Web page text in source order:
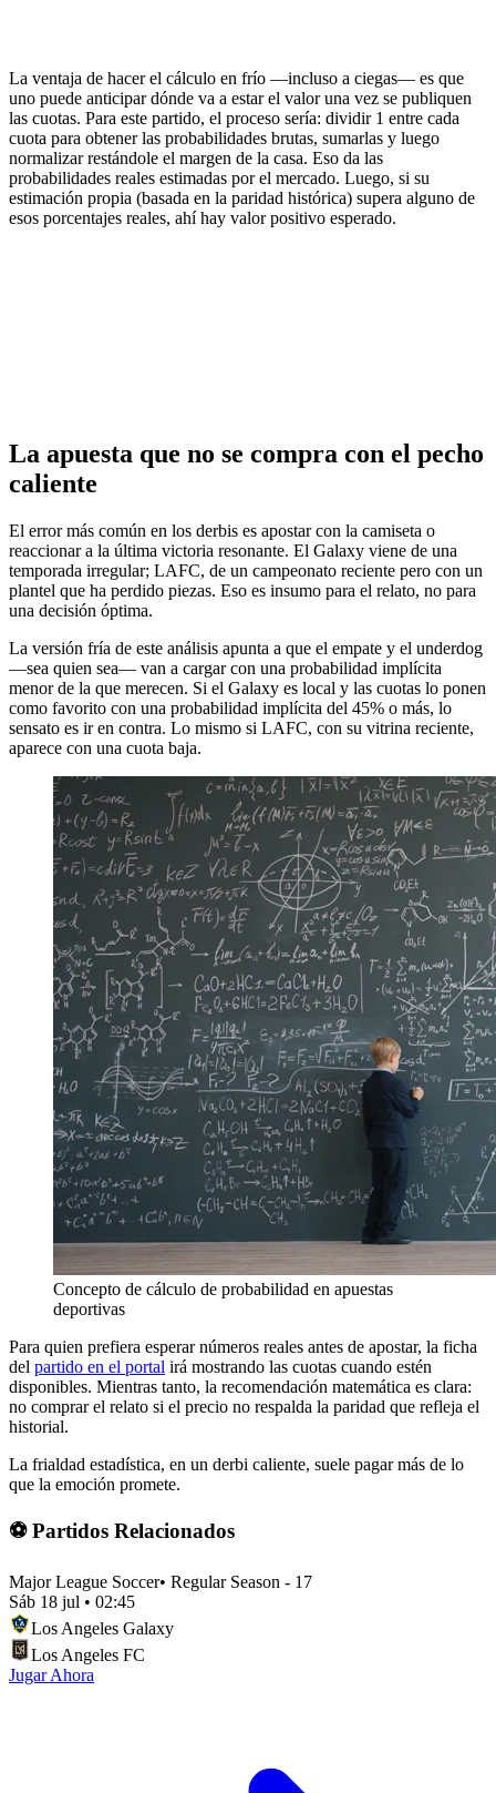
La ventaja de hacer el cálculo en frío —incluso a ciegas— es que
uno puede anticipar dónde va a estar el valor una vez se publiquen
las cuotas. Para este partido, el proceso sería: dividir 1 entre cada
cuota para obtener las probabilidades brutas, sumarlas y luego
normalizar restándole el margen de la casa. Eso da las
probabilidades reales estimadas por el mercado. Luego, si su
estimación propia (basada en la paridad histórica) supera alguno de
esos porcentajes reales, ahí hay valor positivo esperado.
La apuesta que no se compra con el pecho
caliente
El error más común en los derbis es apostar con la camiseta o
reaccionar a la última victoria resonante. El Galaxy viene de una
temporada irregular; LAFC, de un campeonato reciente pero con un
plantel que ha perdido piezas. Eso es insumo para el relato, no para
una decisión óptima.
La versión fría de este análisis apunta a que el empate y el underdog
—sea quien sea— van a cargar con una probabilidad implícita
menor de la que merecen. Si el Galaxy es local y las cuotas lo ponen
como favorito con una probabilidad implícita del 45% o más, lo
sensato es ir en contra. Lo mismo si LAFC, con su vitrina reciente,
aparece con una cuota baja.
Concepto de cálculo de probabilidad en apuestas
deportivas
Para quien prefiera esperar números reales antes de apostar, la ficha
del partido en el portal irá mostrando las cuotas cuando estén
disponibles. Mientras tanto, la recomendación matemática es clara:
no comprar el relato si el precio no respalda la paridad que refleja el
historial.
La frialdad estadística, en un derbi caliente, suele pagar más de lo
que la emoción promete.
⚽ Partidos Relacionados
Major League Soccer• Regular Season - 17
Sáb 18 jul • 02:45
Los Angeles Galaxy
Los Angeles FC
Jugar Ahora